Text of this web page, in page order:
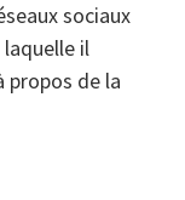
sociaux
laquelle il
propos de la